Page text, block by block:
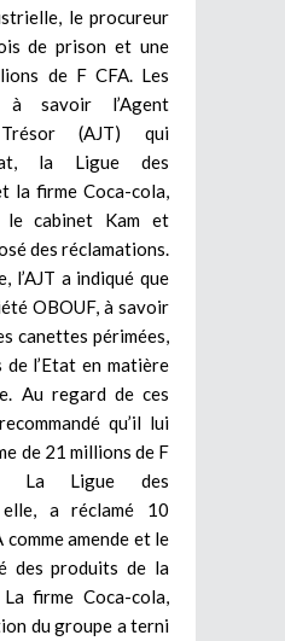
le procureur
de prison et une
de F CFA. Les
à savoir l’Agent
(AJT) qui
la Ligue des
la firme Coca-cola,
le cabinet Kam et
des réclamations.
l’AJT a indiqué que
OBOUF, à savoir
canettes périmées,
l’Etat en matière
Au regard de ces
qu’il lui
de 21 millions de F
La Ligue des
elle, a réclamé 10
comme amende et le
des produits de la
firme Coca-cola,
du groupe a terni